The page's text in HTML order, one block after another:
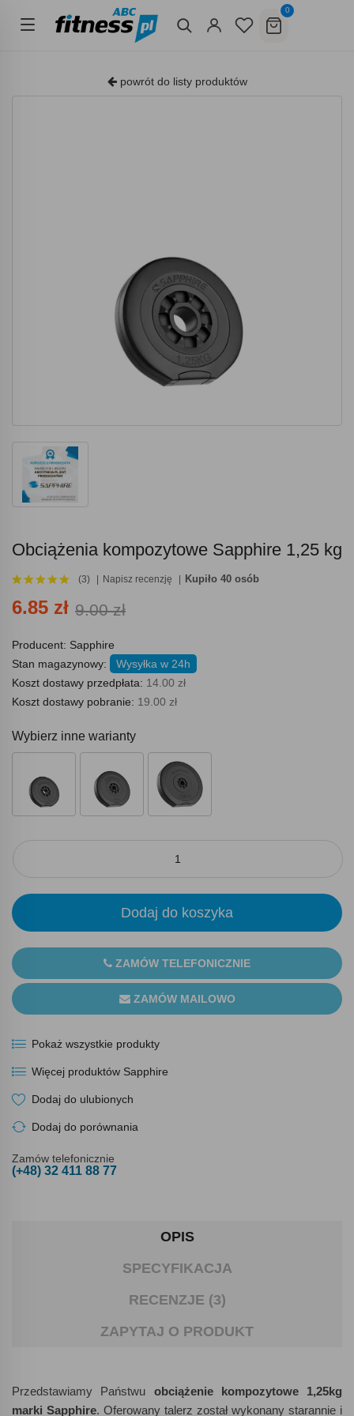
0
powrót do listy produktów
Obciążenia kompozytowe Sapphire 1,25 kg
(3) Napisz recenzję Kupiło 40 osób
6.85 zł 9.00 zł
Producent: Sapphire
Stan magazynowy:
Wysyłka w 24h
Koszt dostawy przedpłata: 14.00 zł
Koszt dostawy pobranie: 19.00 zł
Wybierz inne warianty
Dodaj do koszyka
ZAMÓW TELEFONICZNIE
ZAMÓW MAILOWO
Pokaż wszystkie produkty
Więcej produktów Sapphire
Dodaj do ulubionych
Dodaj do porównania
Zamów telefonicznie
(+48) 32 411 88 77
OPIS
SPECYFIKACJA
RECENZJE (3)
ZAPYTAJ O PRODUKT
Przedstawiamy Państwu obciążenie kompozytowe 1,25kg
marki Sapphire. Oferowany talerz został wykonany starannie i